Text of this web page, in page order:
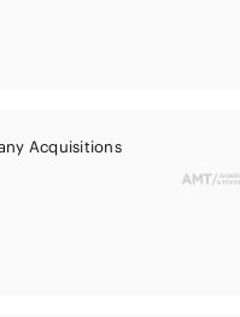
Acquisitions